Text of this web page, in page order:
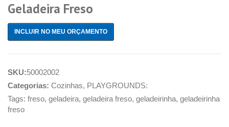
Geladeira Freso
INCLUIR NO MEU ORÇAMENTO
SKU:50002002
Categorias: Cozinhas, PLAYGROUNDS:
Tags: freso, geladeira, geladeira freso, geladeirinha, geladeirinha
freso